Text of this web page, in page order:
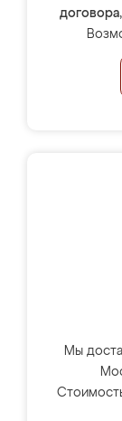
договора
Мы